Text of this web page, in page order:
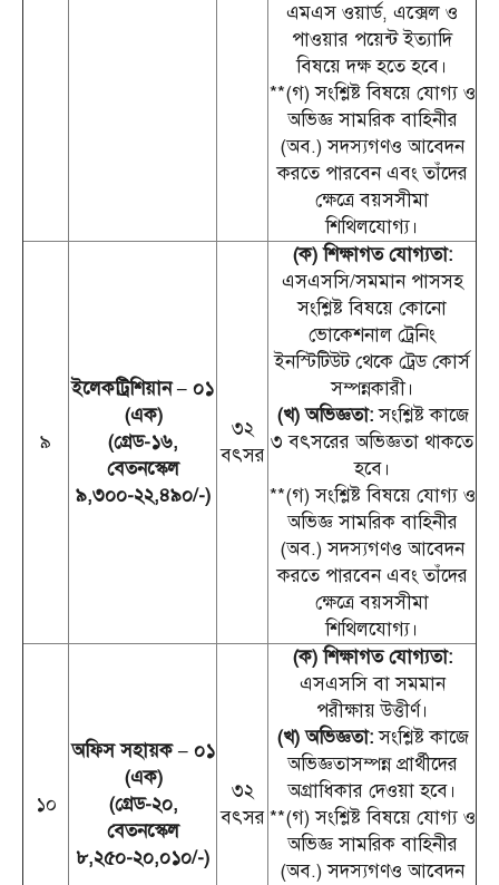
এমএস ওয়ার্ড, এক্সেল ও
পাওয়ার পয়েন্ট ইত্যাদি
বিষয়ে দক্ষ হতে হবে।
**(গ) সংশ্লিষ্ট বিষয়ে যোগ্য ও
অভিজ্ঞ সামরিক বাহিনীর
(অব.) সদস্যগণও আবেদন
করতে পারবেন এবং তাঁদের
ক্ষেত্রে বয়সসীমা
শিথিলযোগ্য।
৯
ইলেকট্রিশিয়ান – ০১
(এক)
(গ্রেড-১৬,
বেতনস্কেল
৯,৩০০-২২,৪৯০/-)
৩২
বৎসর
(ক) শিক্ষাগত যোগ্যতা:
এসএসসি/সমমান পাসসহ
সংশ্লিষ্ট বিষয়ে কোনো
ভোকেশনাল ট্রেনিং
ইনস্টিটিউট থেকে ট্রেড কোর্স
সম্পন্নকারী।
(খ) অভিজ্ঞতা:সংশ্লিষ্ট কাজে
৩ বৎসরের অভিজ্ঞতা থাকতে
হবে।
**(গ) সংশ্লিষ্ট বিষয়ে যোগ্য ও
অভিজ্ঞ সামরিক বাহিনীর
(অব.) সদস্যগণও আবেদন
করতে পারবেন এবং তাঁদের
ক্ষেত্রে বয়সসীমা
শিথিলযোগ্য।
১০
অফিস সহায়ক – ০১
(এক)
(গ্রেড-২০,
বেতনস্কেল
৮,২৫০-২০,০১০/-)
৩২
বৎসর
(ক) শিক্ষাগত যোগ্যতা:
এসএসসি বা সমমান
পরীক্ষায় উত্তীর্ণ।
(খ) অভিজ্ঞতা:সংশ্লিষ্ট কাজে
অভিজ্ঞতাসম্পন্ন প্রার্থীদের
অগ্রাধিকার দেওয়া হবে।
**(গ) সংশ্লিষ্ট বিষয়ে যোগ্য ও
অভিজ্ঞ সামরিক বাহিনীর
(অব.) সদস্যগণও আবেদন